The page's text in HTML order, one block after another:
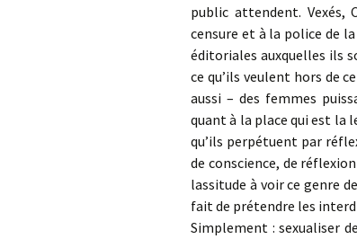
public attendent.
censure et à la police de
éditoriales auxquelles ils
ce qu’ils veulent hors de
aussi – des femmes
quant à la place qui est la
qu’ils perpétuent par
de conscience, de
lassitude à voir ce genre
fait de prétendre les
Simplement : sexualiser